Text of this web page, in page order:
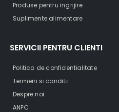
Produse pentru ingrijire
Suplimente alimentare
SERVICII PENTRU CLIENTI
Politica de confidentialitate
Termeni si conditii
Despre noi
ANPC